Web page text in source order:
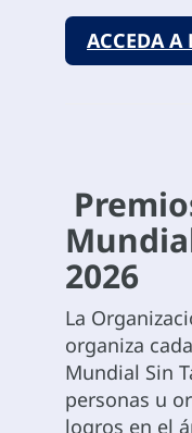
ACCEDA A
2026
La
organiza
Mundial Sin
personas u
logros en el